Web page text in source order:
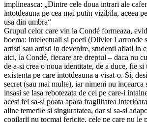
implineasca: „Dintre cele doua intrari ale
intotdeauna pe cea mai putin vizibila, aceea
usa din umbra“
Grupul celor care vin la Condé formeaza,
boema: intelectuali si poeti (Olivier Larronde
artisti sau artisti in devenire, studenti aflati in
aici, la Condé, fiecare are dreptul – daca nu
de a-si crea o noua identitate, de a duce, fie si
existenta pe care intotdeauna a visat-o. Si,
secret (sau mai multe), iar nimeni nu
insasi se lasa rebotezata de cei pe care-i
acest fel sa-si poata apara fragilitatea
aline temerile si singuratatea, dar si sa-si
copilarii nu tocmai fericite, cele pe care nu le